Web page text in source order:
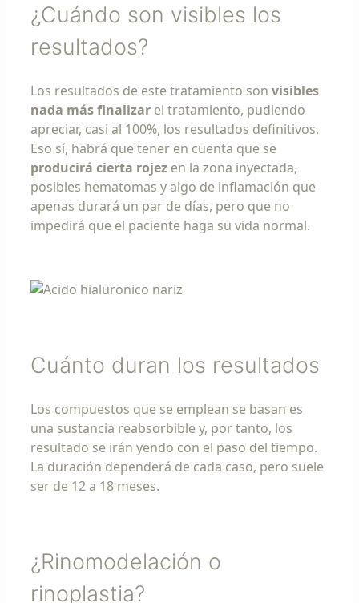
¿Cuándo son visibles los
resultados?
Los resultados de este tratamiento son visibles
nada más finalizar el tratamiento, pudiendo
apreciar, casi al 100%, los resultados definitivos.
Eso sí, habrá que tener en cuenta que se
producirá cierta rojez en la zona inyectada,
posibles hematomas y algo de inflamación que
apenas durará un par de días, pero que no
impedirá que el paciente haga su vida normal.
Cuánto duran los resultados
Los compuestos que se emplean se basan es
una sustancia reabsorbible y, por tanto, los
resultado se irán yendo con el paso del tiempo.
La duración dependerá de cada caso, pero suele
ser de 12 a 18 meses.
¿Rinomodelación o
rinoplastia?